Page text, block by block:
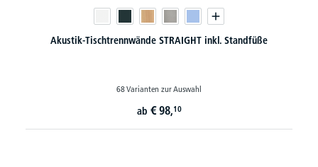
Akustik-Tischtrennwände STRAIGHT inkl. Standfüße
68 Varianten zur Auswahl
ab € 98,10